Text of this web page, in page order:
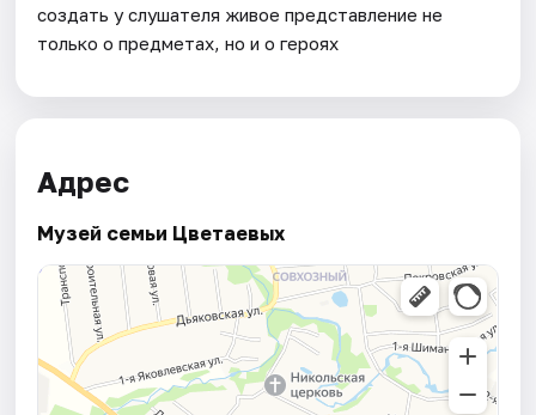
создать у слушателя живое представление не
только о предметах, но и о героях
Адрес
Музей семьи Цветаевых